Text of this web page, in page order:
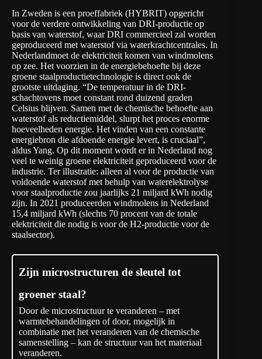
In Zweden is een proeffabriek (HYBRIT) opgericht
voor de verdere ontwikkeling van DRI-productie op
basis van waterstof, waar DRI commercieel zal worden
geproduceerd met waterstof via waterkrachtcentrales. In
Nederlandmoet de elektriciteit komen van windmolens
op zee. Het voorzien in de energiebehoefte bij deze
groene staalproductietechnologie is direct ook de
grootste uitdaging. “De temperatuur in de DRI-
schachtovens moet constant rond duizend graden
Celsius blijven. Samen met de chemische behoefte aan
waterstof als reductiemiddel, slurpt het proces enorme
hoeveelheden energie. Het vinden van een constante
energiebron die afdoende energie levert, is cruciaal”,
aldus Yang. Op dit moment wordt er in Nederland nog
veel te weinig groene elektriciteit geproduceerd voor de
industrie. Ter illustratie: alleen al voor de productie van
voldoende waterstof met behulp van waterelektrolyse
voor staalproductie zou jaarlijks 21 miljard kWh nodig
zijn. In 2021 produceerden windmolens in Nederland
15,4 miljard kWh (slechts 70 procent van de totale
elektriciteit die nodig is voor de H2-productie voor de
staalsector).
Zijn microstructuren de sleutel tot
groener staal?
Door de microstructuur te veranderen – met
warmtebehandelingen of door, mogelijk in
combinatie met het veranderen van de chemische
samenstelling – kan de structuur van het materiaal
veranderen.